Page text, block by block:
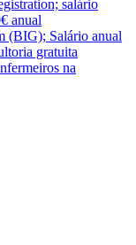
salário
anual
(BIG); Salário anual
gratuita
na